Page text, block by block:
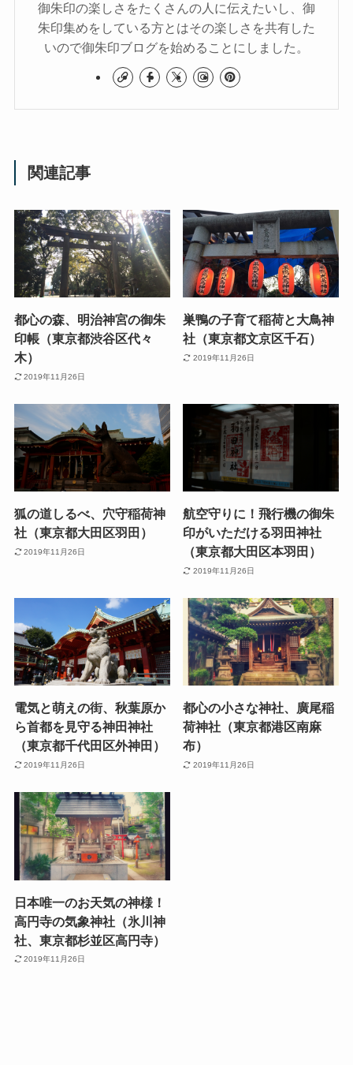
御朱印の楽しさをたくさんの人に伝えたいし、御
朱印集めをしている方とはその楽しさを共有した
いので御朱印ブログを始めることにしました。
関連記事
都心の森、明治神宮の御朱
印帳（東京都渋谷区代々
木）
2019年11月26日
巣鴨の子育て稲荷と大鳥神
社（東京都文京区千石）
2019年11月26日
狐の道しるべ、穴守稲荷神
社（東京都大田区羽田）
2019年11月26日
航空守りに！飛行機の御朱
印がいただける羽田神社
（東京都大田区本羽田）
2019年11月26日
電気と萌えの街、秋葉原か
ら首都を見守る神田神社
（東京都千代田区外神田）
2019年11月26日
都心の小さな神社、廣尾稲
荷神社（東京都港区南麻
布）
2019年11月26日
日本唯一のお天気の神様！
高円寺の気象神社（氷川神
社、東京都杉並区高円寺）
2019年11月26日